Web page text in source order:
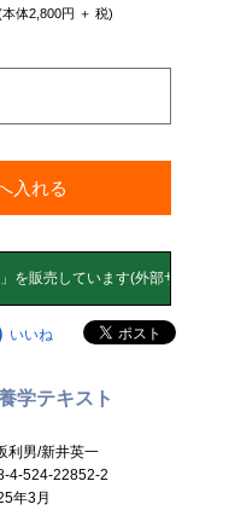
本体2,800円 ＋ 税)
入れる
いいね
学テキスト
利男/新井英一
4-524-22852-2
年3月